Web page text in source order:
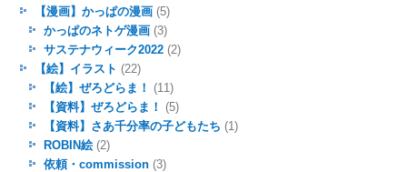
【漫画】かっぱの漫画(5)
かっぱのネトゲ漫画(3)
サステナウィーク2022(2)
【絵】イラスト (22)
【絵】ぜろどらま！
(11)
【資料】ぜろどらま！
(5)
【資料】さあ千分率の子どもたち (1)
ROBIN絵(2)
依頼・commission(3)